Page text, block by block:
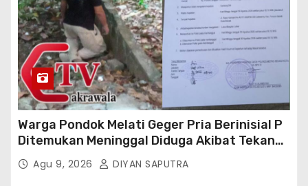
Warga Pondok Melati Geger Pria Berinisial P
Ditemukan Meninggal Diduga Akibat Tekanan
Hutang
Agu 9, 2026 DIYAN SAPUTRA